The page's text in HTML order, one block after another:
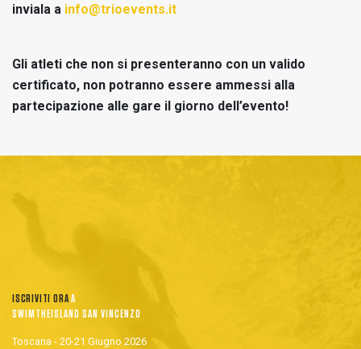
inviala a info@trioevents.it
Gli atleti che non si presenteranno con un valido
certificato, non potranno essere ammessi alla
partecipazione alle gare il giorno dell’evento!
ISCRIVITI ORAA
SWIMTHEISLAND SAN VINCENZO
Toscana - 20-21 Giugno 2026